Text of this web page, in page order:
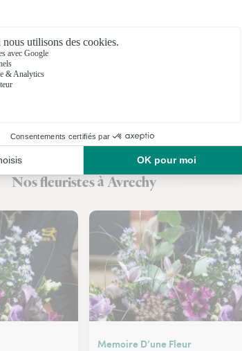
Fleuristes
Fleuristes
Fleuristes
Fleuristes
Fleuristes à
Nos fleuristes à Avrechy
Memoire D’une Fleur